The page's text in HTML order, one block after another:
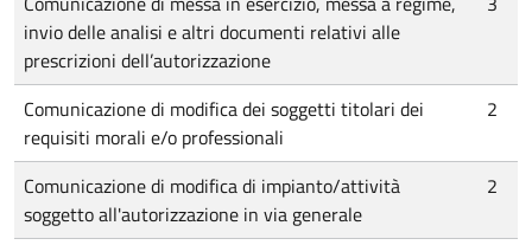
invio delle analisi e altri documenti relativi alle
prescrizioni dell’autorizzazione
Comunicazione di modifica dei soggetti titolari dei
requisiti morali e/o professionali
2
Comunicazione di modifica di impianto/attività
soggetto all'autorizzazione in via generale
2